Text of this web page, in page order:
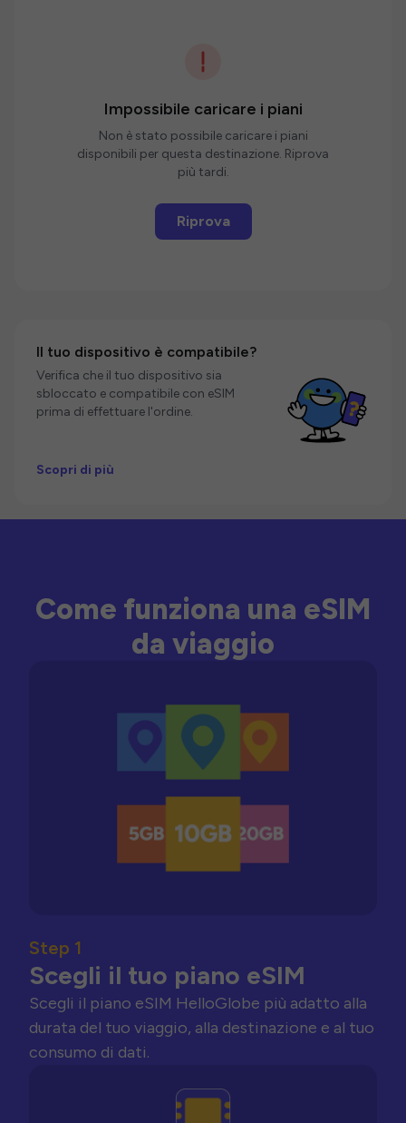
Impossibile caricare i piani
Non è stato possibile caricare i piani
disponibili per questa destinazione. Riprova
più tardi.
Riprova
Il tuo dispositivo è compatibile?
Verifica che il tuo dispositivo sia
sbloccato e compatibile con eSIM
prima di effettuare l'ordine.
Scopri di più
Come funziona una eSIM
da viaggio
Step 1
Scegli il tuo piano eSIM
Scegli il piano eSIM HelloGlobe più adatto alla
durata del tuo viaggio, alla destinazione e al tuo
consumo di dati.